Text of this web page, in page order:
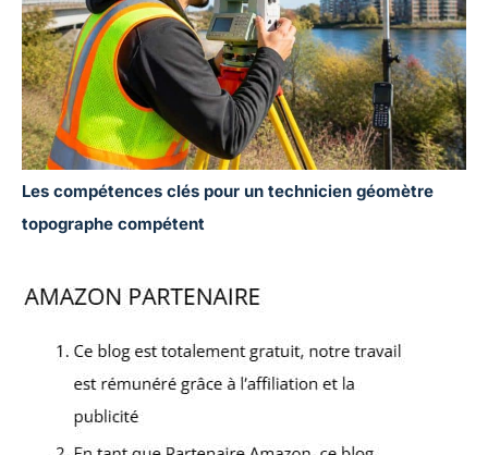
Les compétences clés pour un technicien géomètre
topographe compétent